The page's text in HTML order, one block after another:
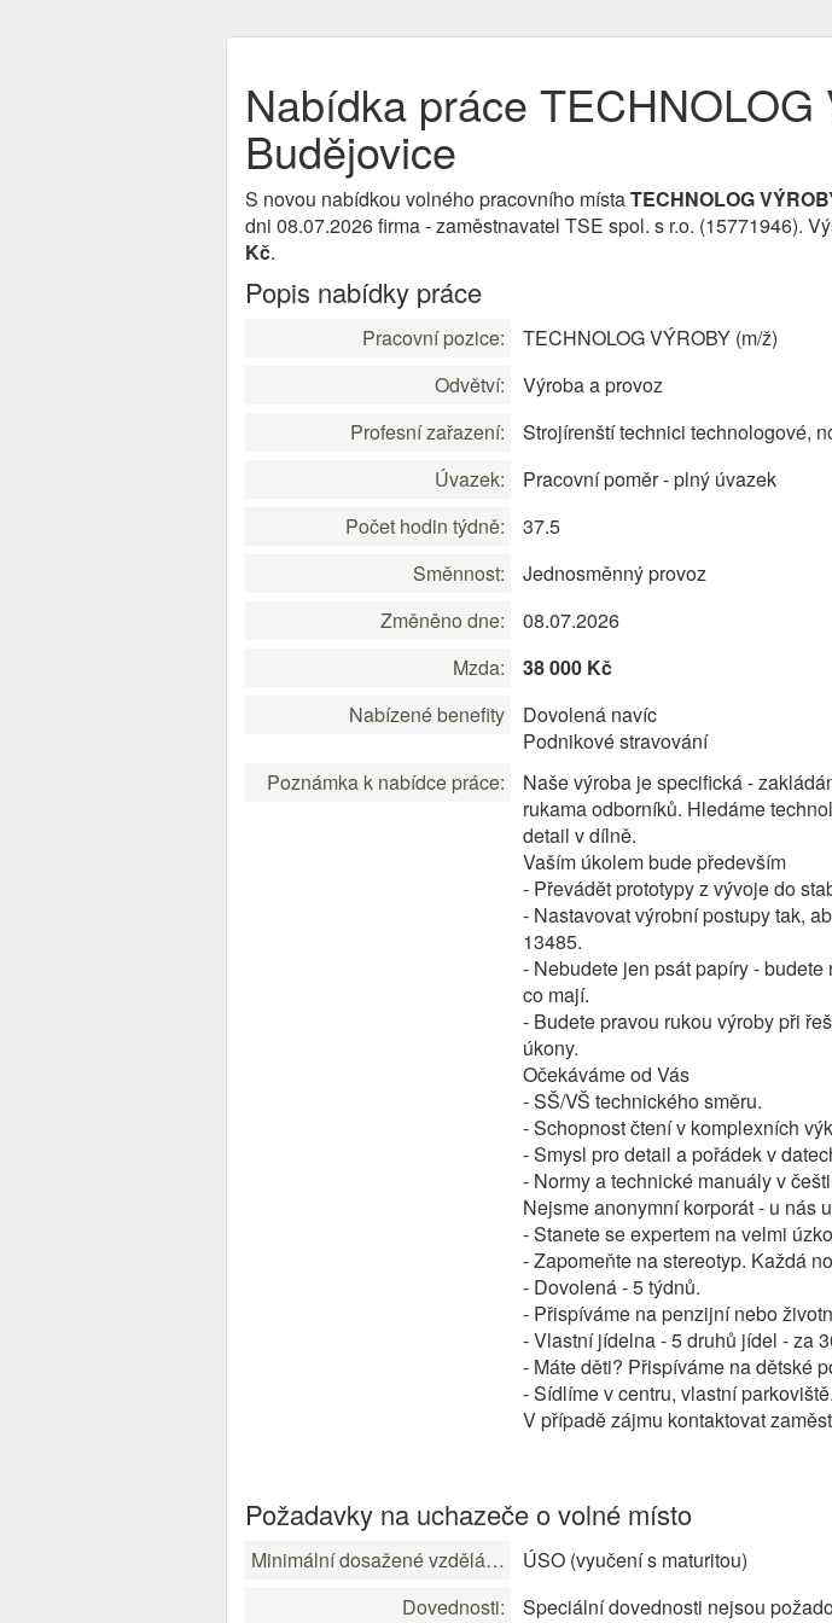
Nabídka práce
Budějovice
S novou nabídkou volného pracovního místaTECHNOLOG
dni 08.07.2026 firma - zaměstnavatel TSE spol. s r.o. (15771946).
Kč.
Popis nabídky práce
Pracovní pozice:
TECHNOLOG VÝROBY (m/ž)
Odvětví:
Výroba a provoz
Profesní zařazení:
Strojírenští technici technologové,
Úvazek:
Pracovní poměr - plný úvazek
Počet hodin týdně:
37.5
Směnnost:
Jednosměnný provoz
Změněno dne:
08.07.2026
Mzda:
38 000 Kč
Nabízené benefity
Dovolená navíc
Podnikové stravování
Poznámka k nabídce práce:
Naše výroba je specifická -
rukama odborníků. Hledáme
detail v dílně.
Vaším úkolem bude především
- Převádět prototypy z vývoje do
- Nastavovat výrobní postupy tak,
13485.
- Nebudete jen psát papíry -
co mají.
- Budete pravou rukou výroby při
úkony.
Očekáváme od Vás
- SŠ/VŠ technického směru.
- Schopnost čtení v komplexních
- Smysl pro detail a pořádek v
- Normy a technické manuály v
Nejsme anonymní korporát - u nás
- Stanete se expertem na velmi
- Zapomeňte na stereotyp. Každá
- Dovolená - 5 týdnů.
- Přispíváme na penzijní nebo
- Vlastní jídelna - 5 druhů jídel - za
- Máte děti? Přispíváme na dětské
- Sídlíme v centru, vlastní parkoviště.
V případě zájmu kontaktovat
Požadavky na uchazeče o volné místo
Minimální dosažené vzdělání:
ÚSO (vyučení s maturitou)
Dovednosti:
Speciální dovednosti nejsou